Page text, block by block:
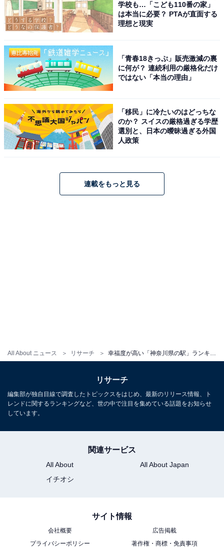
All About ニュース リサーチ 幸福度が高い「神奈川県の駅」ランキング！ 小田急江ノ島線「片瀬江ノ島」を抑えた1位は？
1 2
学校も…「こども110番の家」
は本当に必要？ PTAが直面する
理想と現実
「青春18きっぷ」販売激減の裏
に何が？ 連続利用の厳格化だけ
ではない「本当の理由」
「移民」に冷たいのはどっちな
のか？ スイスの厳格過ぎる学歴
選別と、日本の曖昧過ぎる外国
人政策
連載をもっと見る
リサーチ
編集部が独自目線で調査したトピックスをはじめ、最新のリリース情報、ト
レンドに関するランキングなど、世の中で注目を集めている話題をお知らせ
しています。
関連サービス
All About
All About Japan
イチオシ
サイト情報
会社概要
広告掲載
プライバシーポリシー
著作権・商標・免責事項